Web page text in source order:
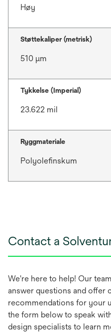
Høy
Støttekaliper (metrisk)
510 μm
Tykkelse (Imperial)
23.622 mil
Ryggmateriale
Polyolefinskum
Contact a
We're here to help! Our
answer questions and offer
recommendations for your
the form below to speak
design specialists to learn